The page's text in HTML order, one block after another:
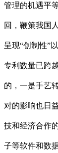
管理的机遇平
回，鞭策我国
呈现“创制性”
专利数量已跨
的，一是手艺
对的影响也日
技和经济合作
子等软件和数